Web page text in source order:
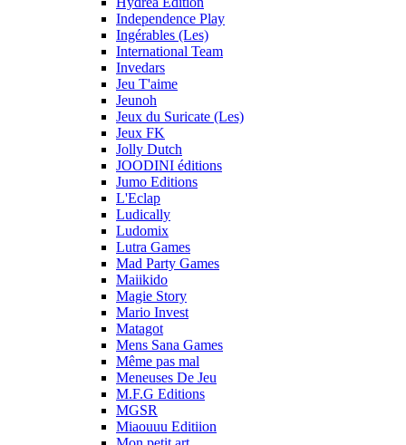
Independence Play
Ingérables (Les)
International Team
Invedars
Jeu T'aime
Jeunoh
Jeux du Suricate (Les)
Jeux FK
Jolly Dutch
JOODINI éditions
Jumo Editions
L'Eclap
Ludically
Ludomix
Lutra Games
Mad Party Games
Maiikido
Magie Story
Mario Invest
Matagot
Mens Sana Games
Même pas mal
Meneuses De Jeu
M.F.G Editions
MGSR
Miaouuu Editiion